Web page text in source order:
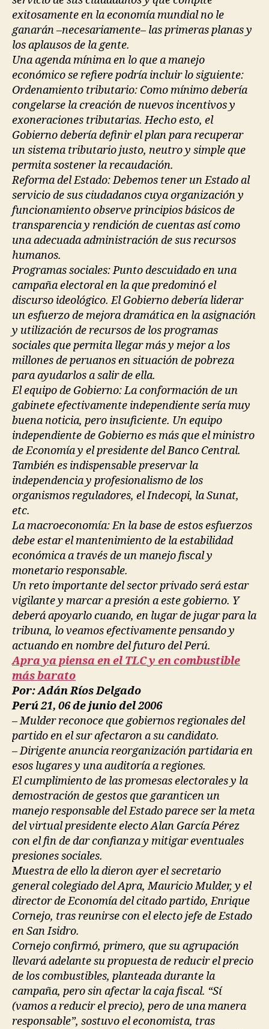
exitosamente en la economía mundial no le
ganarán –necesariamente– las primeras planas y
los aplausos de la gente.
Una agenda mínima en lo que a manejo
económico se refiere podría incluir lo siguiente:
Ordenamiento tributario: Como mínimo debería
congelarse la creación de nuevos incentivos y
exoneraciones tributarias. Hecho esto, el
Gobierno debería definir el plan para recuperar
un sistema tributario justo, neutro y simple que
permita sostener la recaudación.
Reforma del Estado: Debemos tener un Estado al
servicio de sus ciudadanos cuya organización y
funcionamiento observe principios básicos de
transparencia y rendición de cuentas así como
una adecuada administración de sus recursos
humanos.
Programas sociales: Punto descuidado en una
campaña electoral en la que predominó el
discurso ideológico. El Gobierno debería liderar
un esfuerzo de mejora dramática en la asignación
y utilización de recursos de los programas
sociales que permita llegar más y mejor a los
millones de peruanos en situación de pobreza
para ayudarlos a salir de ella.
El equipo de Gobierno: La conformación de un
gabinete efectivamente independiente sería muy
buena noticia, pero insuficiente. Un equipo
independiente de Gobierno es más que el ministro
de Economía y el presidente del Banco Central.
También es indispensable preservar la
independencia y profesionalismo de los
organismos reguladores, el Indecopi, la Sunat,
etc.
La macroeconomía: En la base de estos esfuerzos
debe estar el mantenimiento de la estabilidad
económica a través de un manejo fiscal y
monetario responsable.
Un reto importante del sector privado será estar
vigilante y marcar a presión a este gobierno. Y
deberá apoyarlo cuando, en lugar de jugar para la
tribuna, lo veamos efectivamente pensando y
actuando en nombre del futuro del Perú.
Apra ya piensa en el TLC y en combustible
más barato
Por: Adán Ríos Delgado
Perú 21, 06 de junio del 2006
– Mulder reconoce que gobiernos regionales del
partido en el sur afectaron a su candidato.
– Dirigente anuncia reorganización partidaria en
esos lugares y una auditoría a regiones.
El cumplimiento de las promesas electorales y la
demostración de gestos que garanticen un
manejo responsable del Estado parece ser la meta
del virtual presidente electo Alan García Pérez
con el fin de dar confianza y mitigar eventuales
presiones sociales.
Muestra de ello la dieron ayer el secretario
general colegiado del Apra, Mauricio Mulder, y el
director de Economía del citado partido, Enrique
Cornejo, tras reunirse con el electo jefe de Estado
en San Isidro.
Cornejo confirmó, primero, que su agrupación
llevará adelante su propuesta de reducir el precio
de los combustibles, planteada durante la
campaña, pero sin afectar la caja fiscal. “Sí
(vamos a reducir el precio), pero de una manera
responsable”, sostuvo el economista, tras